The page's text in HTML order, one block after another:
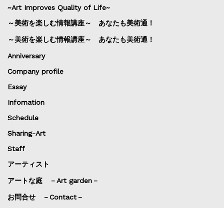
~Art Improves Quality of Life~
～美術を楽しむ情報講座～ あなたも美術通！
～美術を楽しむ情報講座～ あなたも美術通！
Anniversary
Company profile
Essay
Infomation
Schedule
Sharing-Art
Staff
アーティスト
アートな庭 －Art garden－
お問合せ －Contact－